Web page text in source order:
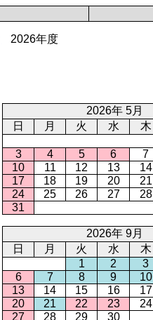
2026年度
2026年 5月
日
月 火 水 木
3
4 5 6 7
10
11 12 13 14
17
18 19 20 21
24
25 26 27 28
31
2026年 9月
日
月 火 水 木
1
2 3
6
7 8 9 10
13
14 15 16 17
20
21 22 23 24
27
28 29 30